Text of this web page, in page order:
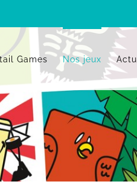
Games Nos jeux